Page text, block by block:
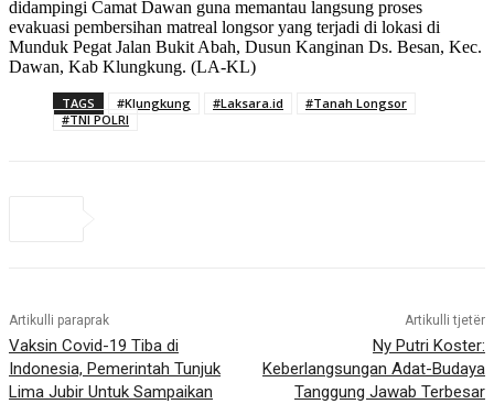
didampingi Camat Dawan guna memantau langsung proses
evakuasi pembersihan matreal longsor yang terjadi di lokasi di
Munduk Pegat Jalan Bukit Abah, Dusun Kanginan Ds. Besan, Kec.
Dawan, Kab Klungkung. (LA-KL)
TAGS #Klungkung #Laksara.id
#Tanah Longsor
#TNI POLRI
Artikulli paraprak
Vaksin Covid-19 Tiba di
Indonesia, Pemerintah Tunjuk
Lima Jubir Untuk Sampaikan
Artikulli tjetër
Ny Putri Koster:
Keberlangsungan Adat-Budaya
Tanggung Jawab Terbesar